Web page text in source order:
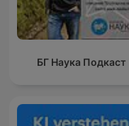
БГ Наука Подкаст